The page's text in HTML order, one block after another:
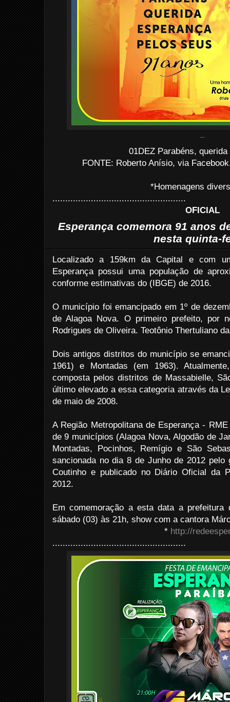
01DEZ Parabéns,
FONTE: Roberto Anísio, via
*Homenagens
....................................................
OFICIAL
Esperança comemora 91 anos
nesta quinta-
Localizado a 159km da Capital e com
Esperança possui uma população de
conforme estimativas do (IBGE) de 2016.
O município foi emancipado em 1º de
de Alagoa Nova. O primeiro prefeito, por
Rodrigues de Oliveira. Teotônio Thertuliano
Dois antigos distritos do município se
1961) e Montadas (em 1963).
composta pelos distritos de Massabielle,
último elevado a essa categoria através da
de maio de 2008.
A Região Metropolitana de Esperança -
de 9 municípios (Alagoa Nova, Algodão de
Montadas, Pocinhos, Remígio e São
sancionada no dia 8 de Junho de 2012 pelo
Coutinho e publicado no Diário Oficial da
2012.
Em comemoração a esta data a prefeitura
sábado (03) às 21h, show com a cantora
* http://
....................................................